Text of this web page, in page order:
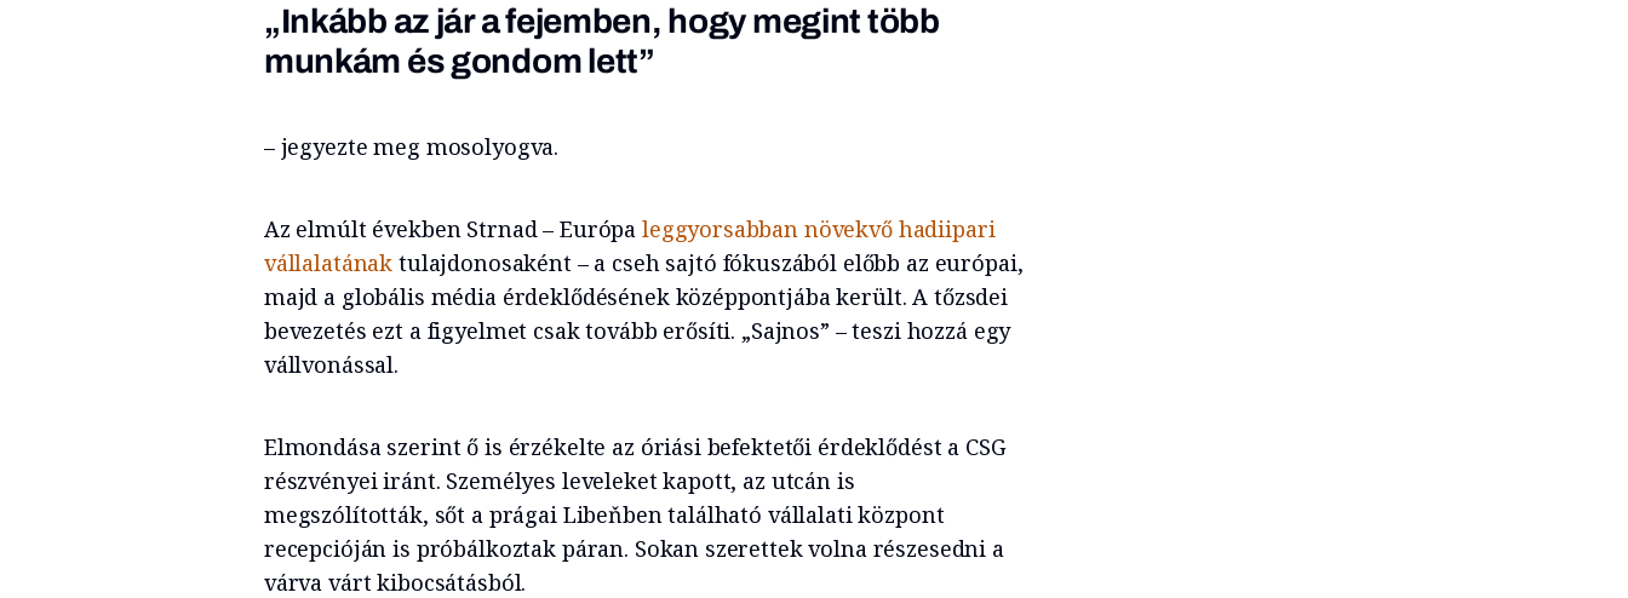
„Inkább az jár a fejemben, hogy megint több
munkám és gondom lett”
– jegyezte meg mosolyogva.
Az elmúlt években Strnad – Európa leggyorsabban növekvő hadiipari
vállalatának tulajdonosaként – a cseh sajtó fókuszából előbb az európai,
majd a globális média érdeklődésének középpontjába került. A tőzsdei
bevezetés ezt a figyelmet csak tovább erősíti. „Sajnos” – teszi hozzá egy
vállvonással.
Elmondása szerint ő is érzékelte az óriási befektetői érdeklődést a CSG
részvényei iránt. Személyes leveleket kapott, az utcán is
megszólították, sőt a prágai Libeňben található vállalati központ
recepcióján is próbálkoztak páran. Sokan szerettek volna részesedni a
várva várt kibocsátásból.